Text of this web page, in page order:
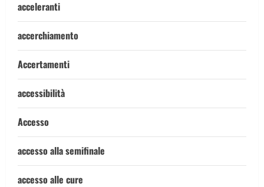
acceleranti
accerchiamento
Accertamenti
accessibilità
Accesso
accesso alla semifinale
accesso alle cure